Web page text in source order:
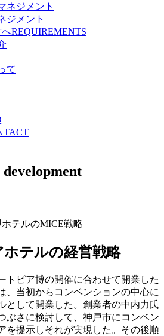
ネジメント
ジメント
へREQUIREMENTS
て
development
テルのMICE戦略
テルの経営戦略
トピア博の開催に合わせて開業した
、当初からコンベンションの中心に
として開業した。創業者の中内力氏
ぶさに検討して、神戸市にコンベン
を提示しそれが実現した。その後順